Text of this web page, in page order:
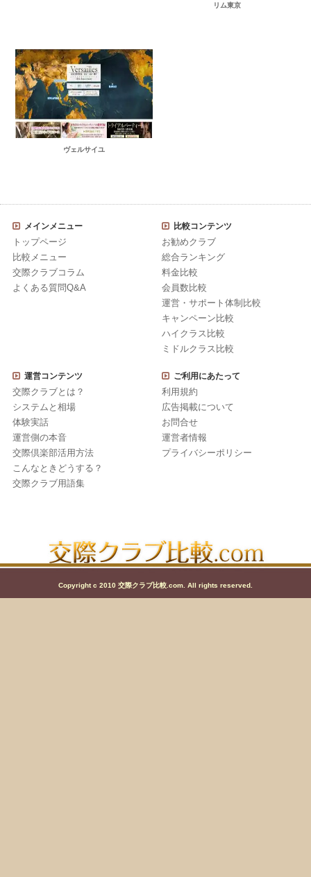
リム東京
ヴェルサイユ
メインメニュー
トップページ
比較メニュー
交際クラブコラム
よくある質問Q&A
比較コンテンツ
お勧めクラブ
総合ランキング
料金比較
会員数比較
運営・サポート体制比較
キャンペーン比較
ハイクラス比較
ミドルクラス比較
運営コンテンツ
交際クラブとは？
システムと相場
体験実話
運営側の本音
交際倶楽部活用方法
こんなときどうする？
交際クラブ用語集
ご利用にあたって
利用規約
広告掲載について
お問合せ
運営者情報
プライバシーポリシー
Copyright c 2010 交際クラブ比較.com. All rights reserved.